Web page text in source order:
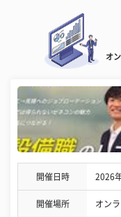
オ
開催日時 2026
開催場所 オン